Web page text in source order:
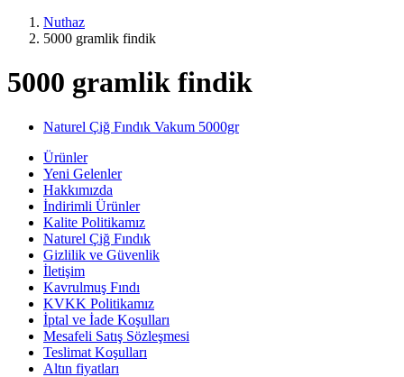
Nuthaz
5000 gramlik findik
5000 gramlik findik
Naturel Çiğ Fındık Vakum 5000gr
Ürünler
Yeni Gelenler
Hakkımızda
İndirimli Ürünler
Kalite Politikamız
Naturel Çiğ Fındık
Gizlilik ve Güvenlik
İletişim
Kavrulmuş Fındı
KVKK Politikamız
İptal ve İade Koşulları
Mesafeli Satış Sözleşmesi
Teslimat Koşulları
Altın fiyatları